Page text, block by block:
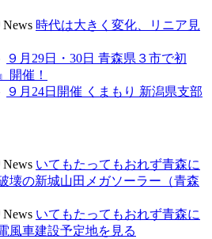
News 時代は大きく変化、リニア見
９月29日・30日 青森県３市で初
開催！
９月24日開催 くまもり 新潟県支部
News いてもたってもおれず青森に
壊の新城山田メガソーラー（青森
News いてもたってもおれず青森に
風車建設予定地を見る